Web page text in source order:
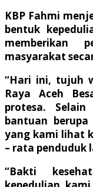
KBP Fahmi
bentuk
memberikan
masyarakat
“Hari ini, tujuh
Raya Aceh
protesa.
bantuan
yang kami lihat
– rata penduduk
“Bakti